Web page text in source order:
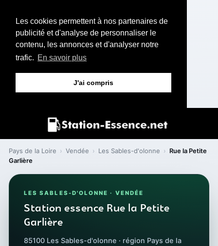
Les cookies permettent à nos partenaires de
publicité et d'analyse de personnaliser le
contenu, les annonces et d'analyser notre
trafic. En savoir plus
J'ai compris
Pays de la Loire › Vendée › Les Sables-d'olonne › Rue la Petite
Garlière
LES SABLES-D'OLONNE · VENDÉE
Station essence Rue la Petite
Garlière
85100 Les Sables-d'olonne · région Pays de la